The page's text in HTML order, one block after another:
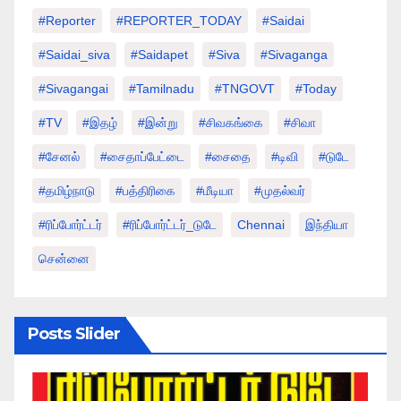
#Reporter #REPORTER_TODAY #saidai
#saidai_siva #saidapet #Siva #Sivaganga
#sivagangai #tamilnadu #TNGOVT #today
#TV #இதழ் #இன்று #சிவகங்கை #சிவா
#சேனல் #சைதாப்பேட்டை #சைதை #டிவி #டுடே
#தமிழ்நாடு #பத்திரிகை #மீடியா #முதல்வர்
#ரிப்போர்ட்டர் #ரிப்போர்ட்டர்_டுடே Chennai இந்தியா
சென்னை
Posts Slider